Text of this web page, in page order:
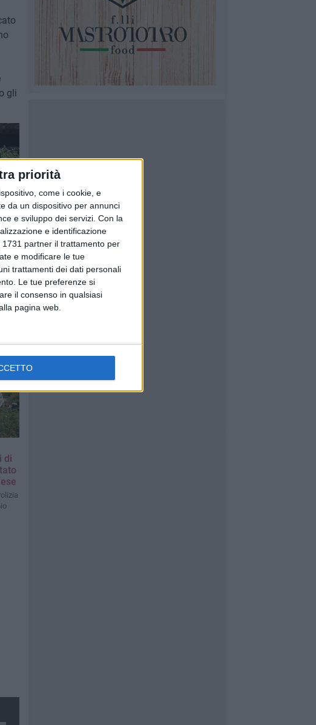
priorità
come i cookie, e
da un dispositivo per annunci
e sviluppo dei servizi. Con la
e identificazione
partner il trattamento per
e modificare le tue
trattamenti dei dati personali
Le tue preferenze si
il consenso in qualsiasi
pagina web.
gli
di